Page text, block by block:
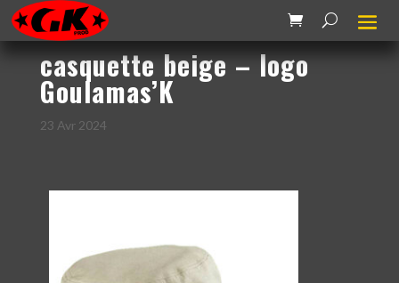
casquette beige – logo
Goulamas’K
23 Avr 2024